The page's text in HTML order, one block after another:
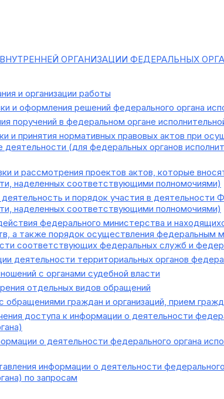
ОРГАНИЗАЦИИ ФЕДЕРАЛЬНЫХ
и организации работы
и оформления решений федерального органа
поручений в федеральном органе
и принятия нормативных правовых актов при
деятельности (для федеральных органов
и рассмотрения проектов актов, которые
наделенных соответствующими полномочиями)
и порядок участия в
наделенных соответствующими полномочиями)
федерального министерства и
а также порядок осуществления федеральным
соответствующих федеральных служб и
деятельности территориальных органов
с органами судебной власти
отдельных видов обращений
обращениями граждан и организаций, прием
доступа к информации о деятельности
о деятельности федерального органа
информации о деятельности
по запросам